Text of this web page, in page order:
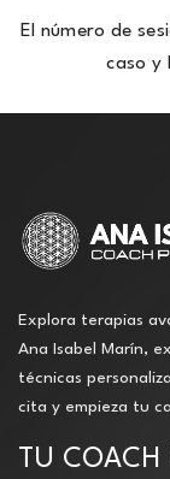
El número de
caso y
Explora terapias
Ana Isabel Marín,
técnicas
cita y empieza tu
TU COACH